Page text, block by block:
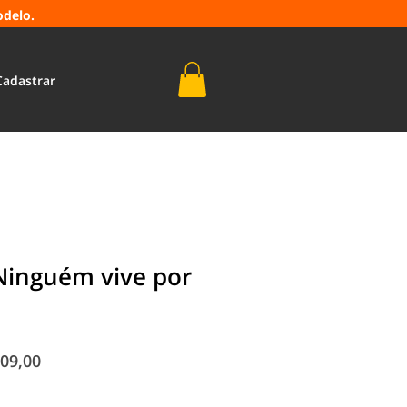
vive por
Preço